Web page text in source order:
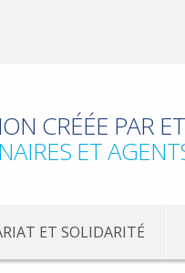
CRÉÉE PAR
ET
ET SOLIDARITÉ